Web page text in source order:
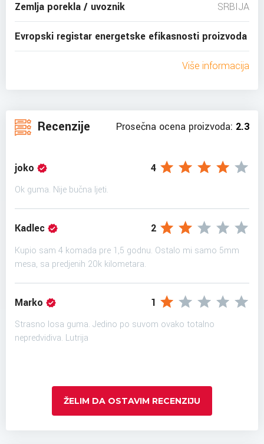
Zemlja porekla / uvoznik SRBIJA
Evropski registar energetske efikasnosti proizvoda
Više informacija
Recenzije Prosečna ocena proizvoda: 2.3
joko 4
Ok guma. Nije bučna ljeti.
Kadlec 2
Kupio sam 4 komada pre 1,5 godnu. Ostalo mi samo 5mm
mesa, sa predjenih 20k kilometara.
Marko 1
Strasno losa guma. Jedino po suvom ovako totalno
nepredvidiva. Lutrija
ŽELIM DA OSTAVIM RECENZIJU